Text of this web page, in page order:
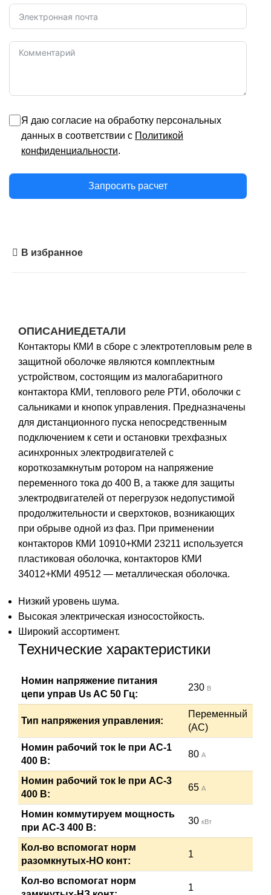
Я даю согласие на обработку персональных
данных в соответствии с Политикой
конфиденциальности.
Запросить расчет
В избранное
ОПИСАНИЕДЕТАЛИ
Контакторы КМИ в сборе с электротепловым реле в
защитной оболочке являются комплектным
устройством, состоящим из малогабаритного
контактора КМИ, теплового реле РТИ, оболочки с
сальниками и кнопок управления. Предназначены
для дистанционного пуска непосредственным
подключением к сети и остановки трехфазных
асинхронных электродвигателей с
короткозамкнутым ротором на напряжение
переменного тока до 400 В, а также для защиты
электродвигателей от перегрузок недопустимой
продолжительности и сверхтоков, возникающих
при обрыве одной из фаз. При применении
контакторов КМИ 10910+КМИ 23211 используется
пластиковая оболочка, контакторов КМИ
34012+КМИ 49512 — металлическая оболочка.
Низкий уровень шума.
Высокая электрическая износостойкость.
Широкий ассортимент.
Технические характеристики
Номин напряжение питания
цепи управ Us AC 50 Гц:
230 В
Тип напряжения управления:
Переменный
(AC)
Номин рабочий ток Ie при AC-1
400 В:
80 А
Номин рабочий ток Ie при AC-3
400 В:
65 А
Номин коммутируем мощность
при AC-3 400 В:
30 кВт
Кол-во вспомогат норм
разомкнутых-НО конт:
1
Кол-во вспомогат норм
1